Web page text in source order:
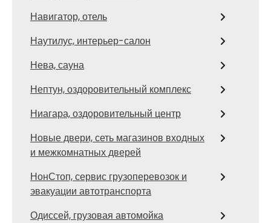
Навигатор, отель
Наутилус, интерьер-салон
Нева, сауна
Нептун, оздоровительный комплекс
Ниагара, оздоровительный центр
Новые двери, сеть магазинов входных
и межкомнатных дверей
НонСтоп, сервис грузоперевозок и
эвакуации автотранспорта
Одиссей, грузовая автомойка